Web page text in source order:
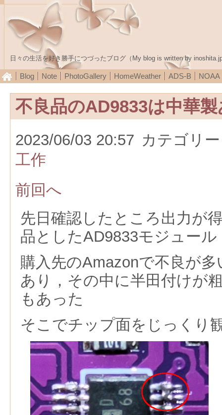
日々の生活を好き勝手につづったブログ（My blog is written by
Blog Note PhotoGallery HomeWeather ADS-B NOAA
不良品のAD9833は中華
2023/06/03 20:57 カテゴリ
工作
前回へ
先日確認したところ出力が
品としたAD9833モジュール
購入先のAmazonで不良が
あり，その中に半田付けが
もあった
そこでチップ面をじっくり